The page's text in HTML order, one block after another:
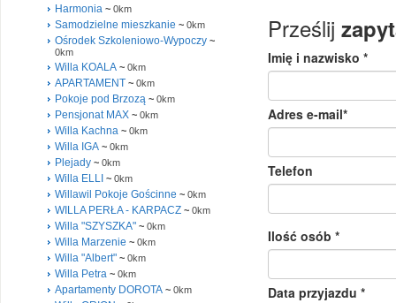
Harmonia ~ 0km
Samodzielne mieszkanie ~ 0km
Ośrodek Szkoleniowo-Wypoczy ~
0km
Willa KOALA ~ 0km
APARTAMENT ~ 0km
Pokoje pod Brzozą ~ 0km
Pensjonat MAX ~ 0km
Willa Kachna ~ 0km
Willa IGA ~ 0km
Plejady ~ 0km
Willa ELLI ~ 0km
Willawil Pokoje Gościnne ~ 0km
WILLA PERŁA - KARPACZ ~ 0km
Willa "SZYSZKA" ~ 0km
Willa Marzenie ~ 0km
Willa "Albert" ~ 0km
Willa Petra ~ 0km
Apartamenty DOROTA ~ 0km